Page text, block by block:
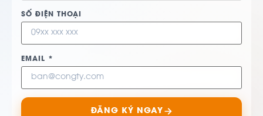
SỐ ĐIỆN THOẠI
EMAIL *
ĐĂNG KÝ NGAY